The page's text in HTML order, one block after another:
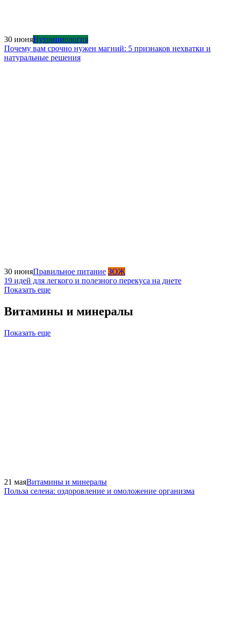
30 июняНутрициология
Почему вам срочно нужен магний: 5 признаков нехватки и
натуральные решения
30 июняПравильное питание ЗОЖ
19 идей для легкого и полезного перекуса на диете
Показать еще
Витамины и минералы
Показать еще
21 маяВитамины и минералы
Польза селена: оздоровление и омоложение организма